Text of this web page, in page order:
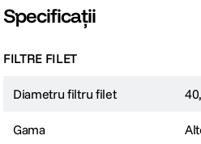
Specificații
FILTRE FILET
Diametru filtru filet
Gama